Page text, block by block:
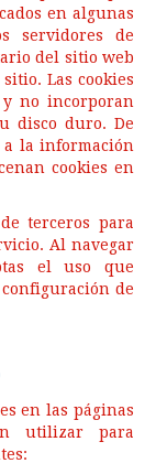
en algunas
servidores de
del sitio web
Las cookies
no incorporan
disco duro. De
a la información
cookies en
terceros para
Al navegar
el uso que
de
en las páginas
utilizar para